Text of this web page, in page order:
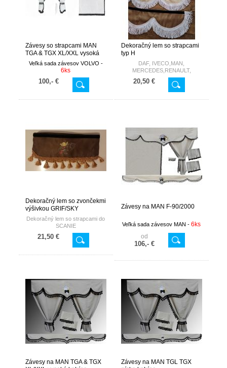
Závesy so strapcami MAN
TGA & TGX XL/XXL vysoká
kabína
Veľká sada závesov VOLVO -
6ks
100,- €
Dekoračný lem so strapcami
typ H
DAF, IVECO,MAN,
MERCEDES,RENAULT,
SCANIA, VOLVO
20,50 €
Dekoračný lem so zvončekmi
výšivkou GRIF/SKY
Dekoračný lem so strapcami do
SCANIE
21,50 €
Závesy na MAN F-90/2000
Veľká sada závesov MAN - 6ks
od
106,- €
Závesy na MAN TGA & TGX
Závesy na MAN TGL TGX